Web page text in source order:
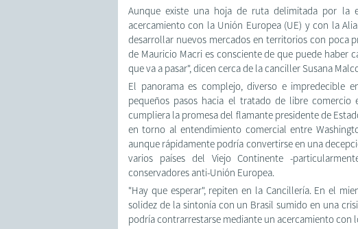
Aunque existe una hoja de ruta delimitada por la
acercamiento con la Unión Europea (UE) y con la
desarrollar nuevos mercados en territorios con poca
de Mauricio Macri es consciente de que puede haber
que va a pasar", dicen cerca de la canciller Susana
El panorama es complejo, diverso e impredecible
pequeños pasos hacia el tratado de libre
cumpliera la promesa del flamante presidente de
en torno al entendimiento comercial entre
aunque rápidamente podría convertirse en una
varios países del Viejo Continente -
conservadores anti-Unión Europea.
"Hay que esperar", repiten en la Cancillería. En el
solidez de la sintonía con un Brasil sumido en una
podría contrarrestarse mediante un acercamiento con